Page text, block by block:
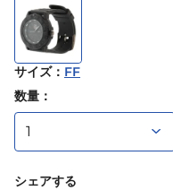
サイズ： FF
数量：
シェアする